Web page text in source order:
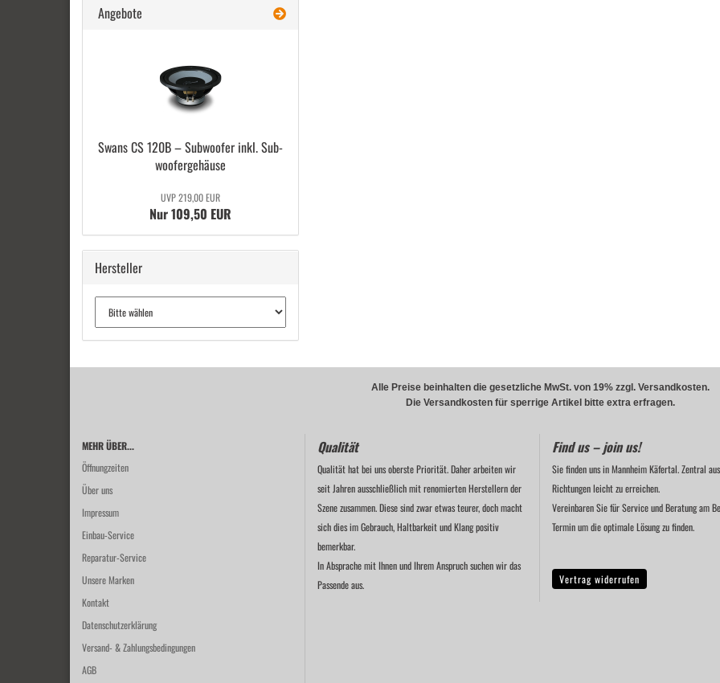
Angebote
Swans CS 120B – Sub­woo­fer inkl. Sub­
woo­fer­ge­häu­se
UVP 219,00 EUR
Nur 109,50 EUR
Hersteller
Alle Preise beinhalten die gesetzliche MwSt. von 19% zzgl. Versandkosten.
Die Versandkosten für sperrige Artikel bitte extra erfragen.
MEHR ÜBER...
Öffnungzeiten
Über uns
Impressum
Einbau-Service
Reparatur-Service
Unsere Marken
Kontakt
Datenschutzerklärung
Versand- & Zahlungsbedingungen
AGB
Qualität
Qualität hat bei uns oberste Priorität. Daher arbeiten wir
seit Jahren ausschließlich mit renomierten Herstellern der
Szene zusammen. Diese sind zwar etwas teurer, doch macht
sich dies im Gebrauch, Haltbarkeit und Klang positiv
bemerkbar.
In Absprache mit Ihnen und Ihrem Anspruch suchen wir das
Passende aus.
Find us – join us!
Sie finden uns in Mannheim Käfertal. Zentral
Richtungen leicht zu erreichen.
Vereinbaren Sie für Service und Beratung am
Termin um die optimale Lösung zu finden.
Vertrag widerrufen